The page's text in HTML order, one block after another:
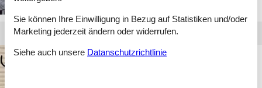
ferienhäuser erzgebirge
Sie können Ihre Einwilligung in Bezug auf Statistiken und/oder
Marketing jederzeit ändern oder widerrufen.
Siehe auch unsere Datanschutzrichtlinie